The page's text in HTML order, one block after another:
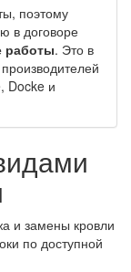
поэтому
в договоре
работы. Это в
Docke и
и замены кровли
по доступной